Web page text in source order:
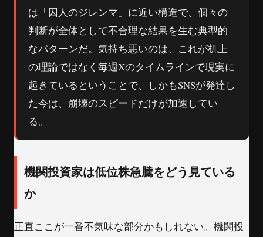
は「囚人のジレンマ」に近い構造で、個々の
判断が全体として不合理な結果を生む典型的
なパターンだ。気持ち悪いのは、これが机上
の理論ではなく毎週Xのタイムラインで現実に
起きているということで、しかもSNSが発達し
た今は、崩壊のスピードだけが加速してい
る。
機関投資家は低位株急騰をどう見ている
か
正直ここが一番不気味な部分かもしれない。機関投